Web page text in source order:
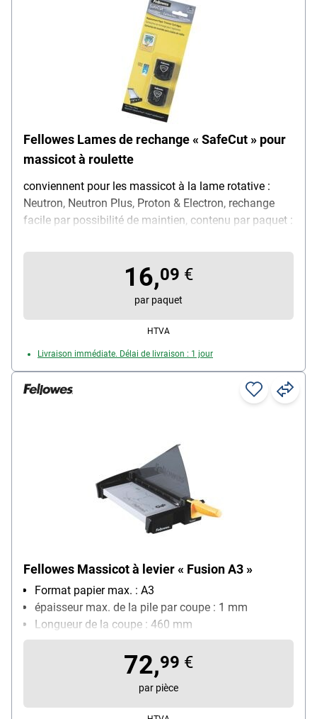
Fellowes Lames de rechange « SafeCut » pour
massicot à roulette
conviennent pour les massicot à la lame rotative :
Neutron, Neutron Plus, Proton & Electron, rechange
facile par possibilité de maintien, contenu par paquet :
16,09 €
par paquet
HTVA
Livraison immédiate. Délai de livraison : 1 jour
Fellowes Massicot à levier « Fusion A3 »
Format papier max. : A3
épaisseur max. de la pile par coupe : 1 mm
Longueur de la coupe : 460 mm
Quadrillage avec différents formats : Oui
72,99 €
par pièce